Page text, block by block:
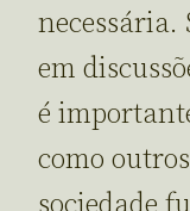
em
é
como